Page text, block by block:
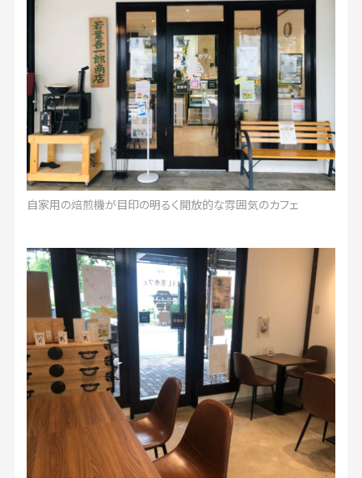
自家用の焙煎機が目印の明るく開放的な雰囲気のカフェ